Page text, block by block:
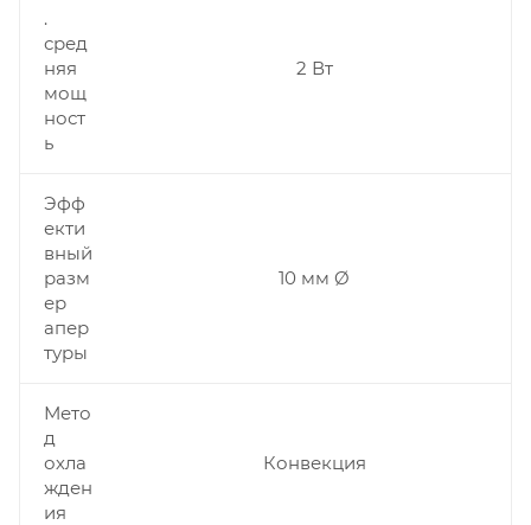
.
сред
няя
мощ
ност
ь
2 Вт
Эфф
екти
вный
разм
ер
апер
туры
10 мм Ø
Мето
д
охла
жден
ия
Конвекция